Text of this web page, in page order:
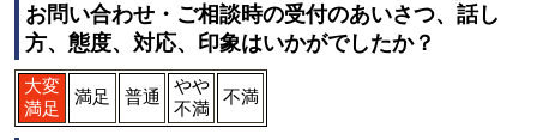
お問い合わせ・ご相談時の受付のあいさつ、話し
方、態度、対応、印象はいかがでしたか？
大変
満足
満足 普通
やや
不満
不満